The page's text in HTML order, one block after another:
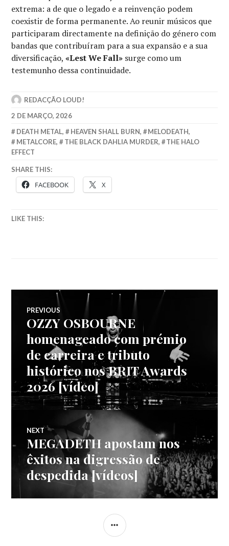
extrema: a de que o legado e a reinvenção podem
coexistir de forma permanente. Ao reunir músicos que
participaram directamente na definição do género com
bandas que contribuíram para a sua expansão e a sua
diversificação,«Lest We Fall» surge como um
testemunho dessa continuidade.
REDACÇÃO LOUD!
2 DE MARÇO, 2026
DEATH METAL, HEAVEN SHALL BURN, MELODEATH,
METALCORE, THE BLACK DAHLIA MURDER,
THE HALO
EFFECT
SHARE THIS:
FACEBOOK X
LIKE THIS:
Navegação
de
artigos
PREVIOUS
Previous
post:
OZZY OSBOURNE
homenageado com prémio
de carreira e tributo
histórico nos BRIT Awards
2026 [vídeo]
NEXT
Next
post:
MEGADETH apostam nos
êxitos na digressão de
despedida [vídeos]
SIDEBAR